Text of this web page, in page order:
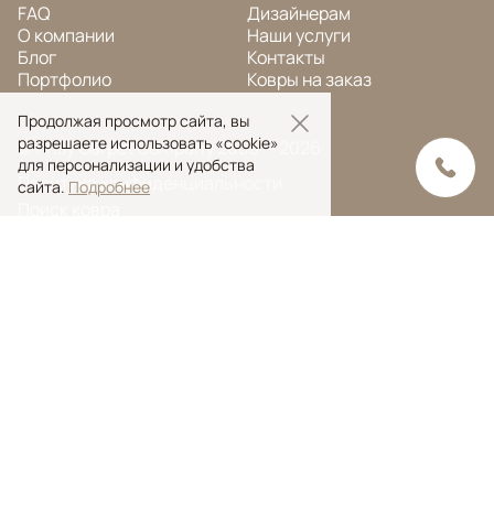
FAQ
О компании
Блог
Портфолио
Дизайнерам
Наши услуги
Контакты
Ковры на заказ
© Ansy Carpet Company 2005 — 2026
Политика конфиденциальности
Продолжая просмотр сайта, вы
разрешаете использовать «cookie»
для персонализации и удобства
сайта. Подробнее